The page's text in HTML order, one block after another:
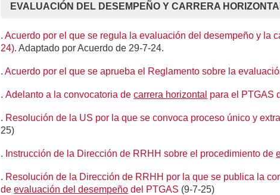
EVALUACIÓN DEL DESEMPEÑO Y CARRERA
.Acuerdo por el que se regula la evaluación del desempeño y la
24). Adaptado por Acuerdo de 29-7-24.
.Acuerdo por el que se aprueba el Reglamento sobre la
.Adelanto a la convocatoria decarrera horizontal para el PTGAS
. Resolución de la US por la que se convoca proceso único y
25)
. Instrucción de la Dirección de RRHH sobre el procedimiento de
. Resolución de la Dirección de RRHH por la que se publica la
deevaluación del desempeño del PTGAS (9-7-25)